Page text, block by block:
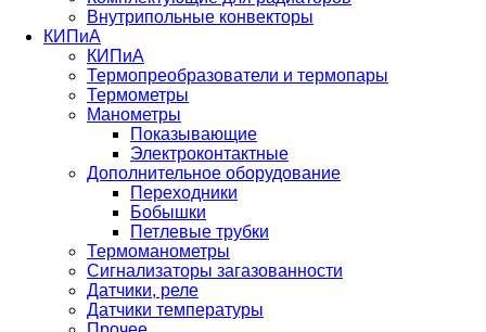
Внутрипольные конвекторы
КИПиА
КИПиА
Термопреобразователи и термопары
Термометры
Манометры
Показывающие
Электроконтактные
Дополнительное оборудование
Переходники
Бобышки
Петлевые трубки
Термоманометры
Сигнализаторы загазованности
Датчики, реле
Датчики температуры